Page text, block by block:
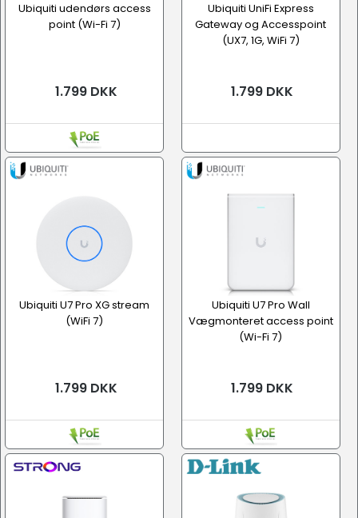
Ubiquiti udendørs access
point (Wi-Fi 7)
1.799 DKK
Ubiquiti UniFi Express
Gateway og Accesspoint
(UX7, 1G, WiFi 7)
1.799 DKK
Ubiquiti U7 Pro XG stream
(WiFi 7)
1.799 DKK
Ubiquiti U7 Pro Wall
Vægmonteret access point
(Wi-Fi 7)
1.799 DKK